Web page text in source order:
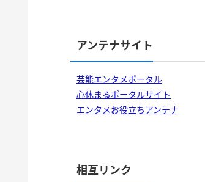
アンテナサイト
芸能エンタメポータル
心休まるポータルサイト
エンタメお役立ちアンテナ
相互リンク